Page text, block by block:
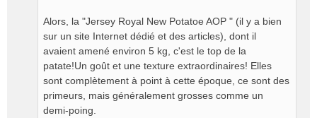
Alors, la "Jersey Royal New Potatoe AOP " (il y a bien
sur un site Internet dédié et des articles), dont il
avaient amené environ 5 kg, c'est le top de la
patate!Un goût et une texture extraordinaires! Elles
sont complètement à point à cette époque, ce sont des
primeurs, mais généralement grosses comme un
demi-poing.